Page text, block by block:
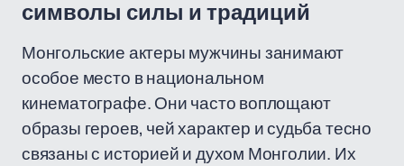
символы силы и традиций
Монгольские актеры мужчины занимают
особое место в национальном
кинематографе. Они часто воплощают
образы героев, чей характер и судьба тесно
связаны с историей и духом Монголии. Их